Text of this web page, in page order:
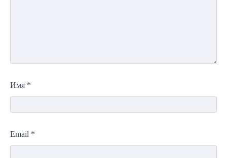
Имя *
Email *